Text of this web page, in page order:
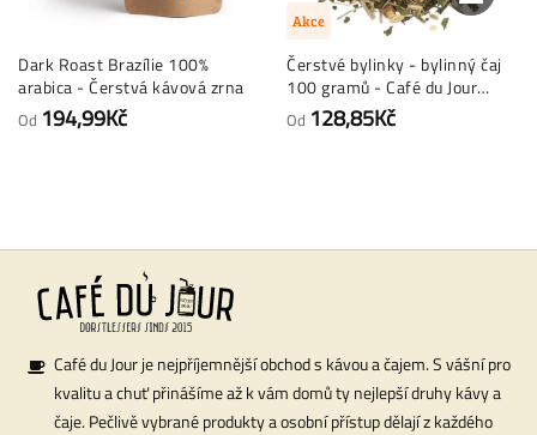
Dark Roast Brazílie 100%
arabica - Čerstvá kávová zrna
Od 194,99Kč
Akce
Čerstvé bylinky - bylinný čaj
100 gramů - Café du Jour
sypaný čaj
Od 128,85Kč
Café du Jour je nejpříjemnější obchod s kávou a čajem. S vášní pro
kvalitu a chuť přinášíme až k vám domů ty nejlepší druhy kávy a
čaje. Pečlivě vybrané produkty a osobní přístup dělají z každého